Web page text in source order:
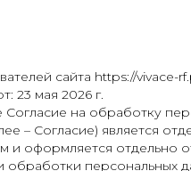
сайта https://vivace-
23 мая 2026 г.
Согласие на обработку
– Согласие) является
и оформляется отдельно
обработки персональных